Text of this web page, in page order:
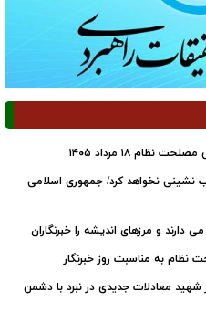
۱۸ مرداد ۱۴۰۵
نشینی نخواهد کرد/ جمهوری اسلامی
دارند و مرزهای اندیشه را خبرنگاران
به مناسبت روز خبرنگار
شهید معادلات جدیدی در نبرد با دشمن